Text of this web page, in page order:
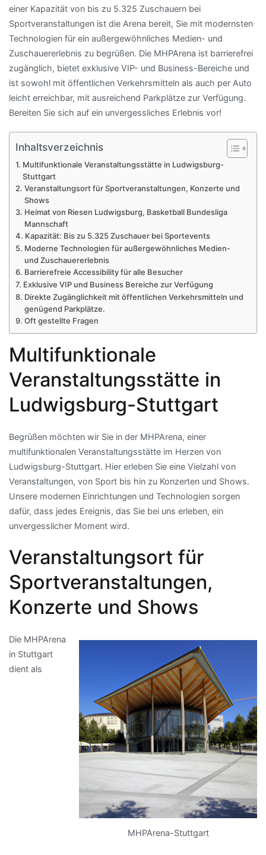
einer Kapazität von bis zu 5.325 Zuschauern bei
Sportveranstaltungen ist die Arena bereit, Sie mit modernsten
Technologien für ein außergewöhnliches Medien- und
Zuschauererlebnis zu begrüßen. Die MHPArena ist barrierefrei
zugänglich, bietet exklusive VIP- und Business-Bereiche und
ist sowohl mit öffentlichen Verkehrsmitteln als auch per Auto
leicht erreichbar, mit ausreichend Parkplätze zur Verfügung.
Bereiten Sie sich auf ein unvergessliches Erlebnis vor!
Inhaltsverzeichnis
Multifunktionale Veranstaltungsstätte in Ludwigsburg-
Stuttgart
Veranstaltungsort für Sportveranstaltungen, Konzerte und
Shows
Heimat von Riesen Ludwigsburg, Basketball Bundesliga
Mannschaft
Kapazität: Bis zu 5.325 Zuschauer bei Sportevents
Moderne Technologien für außergewöhnliches Medien-
und Zuschauererlebnis
Barrierefreie Accessibility für alle Besucher
Exklusive VIP und Business Bereiche zur Verfügung
Direkte Zugänglichkeit mit öffentlichen Verkehrsmitteln und
genügend Parkplätze.
Oft gestellte Fragen
Multifunktionale
Veranstaltungsstätte in
Ludwigsburg-Stuttgart
Begrüßen möchten wir Sie in der MHPArena, einer
multifunktionalen Veranstaltungsstätte im Herzen von
Ludwigsburg-Stuttgart. Hier erleben Sie eine Vielzahl von
Veranstaltungen, von Sport bis hin zu Konzerten und Shows.
Unsere modernen Einrichtungen und Technologien sorgen
dafür, dass jedes Ereignis, das Sie bei uns erleben, ein
unvergesslicher Moment wird.
Veranstaltungsort für
Sportveranstaltungen,
Konzerte und Shows
MHPArena-Stuttgart
Die MHPArena
in Stuttgart
dient als